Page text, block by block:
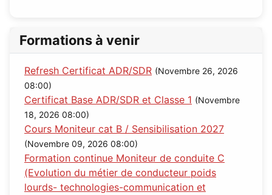
Formations à venir
Refresh Certificat ADR/SDR (Novembre 26, 2026
08:00)
Certificat Base ADR/SDR et Classe 1 (Novembre
18, 2026 08:00)
Cours Moniteur cat B / Sensibilisation 2027
(Novembre 09, 2026 08:00)
Formation continue Moniteur de conduite C
(Evolution du métier de conducteur poids
lourds- technologies-communication et